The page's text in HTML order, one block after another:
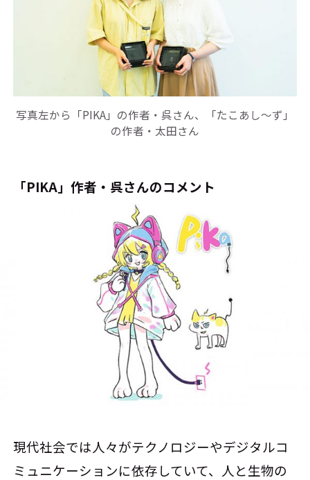
写真左から「PIKA」の作者・呉さん、「たこあし～ず」
の作者・太田さん
「PIKA」作者・呉さんのコメント
現代社会では人々がテクノロジーやデジタルコ
ミュニケーションに依存していて、人と生物の